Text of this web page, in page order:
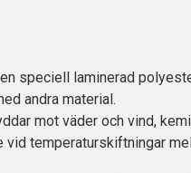
speciell laminerad
andra material.
mot väder och vind,
temperaturskiftningar